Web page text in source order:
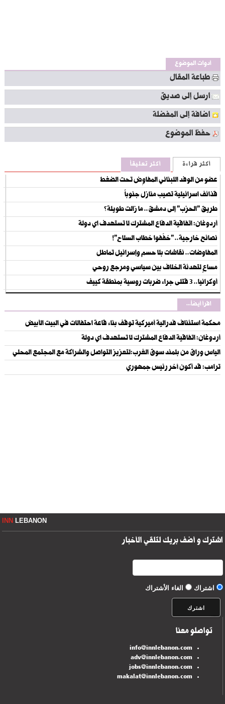
أدوات الموضوع
طباعة المقال
ارسل إلى صديق
اضافة إلى المفضلة
حفظ الموضوع
أكثر قراءة أكثر تعليقاً
عضو من الوفد اللبناني المفاوِض تحت الضغط
قذائف اسرائيلية تصيب منازل جنوباً
طريق "الحزب" إلى دمشق.. ما زالت طويلة؟
أردوغان: اتفاقية الدفاع المشترك لا تستهدف اي دولة
نصائح خارجية.. "خفّفوا خطاب السلاح"!
المفاوضات.. نقاشات بلا حسم وإسرائيل تماطل
مساعٍ لتهدئة الخلاف بين سياسي ومرجع روحي
أوكرانيا.. 3 قتلى جراء ضربات روسية بمنطقة كييف
اقرأ أيضاً...
‏محكمة استئناف فدرالية أميركية توقف بناء قاعة احتفالات في البيت الأبيض
أردوغان: اتفاقية الدفاع المشترك لا تستهدف اي دولة
الياس وراق من بلمند سوق الغرب:لتعزيز التواصل والشراكة مع المجتمع المحلي
ترامب: قد أكون آخر رئيس جمهوري
INNLEBANON
اشترك و أضف بريك لتلقي الأخبار
اشتراك الغاء الأشتراك
تواصلو معنا
info@innlebanon.com
adv@innlebanon.com
jobs@innlebanon.com
makalat@innlebanon.com